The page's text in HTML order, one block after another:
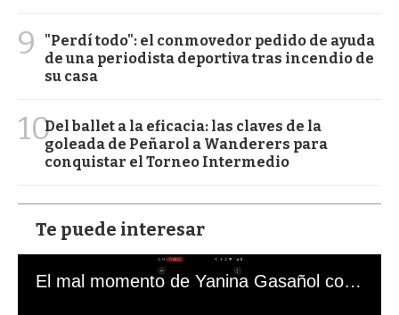
9
"Perdí todo": el conmovedor pedido de ayuda
de una periodista deportiva tras incendio de
su casa
10Del ballet a la eficacia: las claves de la
goleada de Peñarol a Wanderers para
conquistar el Torneo Intermedio
Te puede interesar
El mal momento de Yanina Gasañol con un hincha argentino en "Subrayado"